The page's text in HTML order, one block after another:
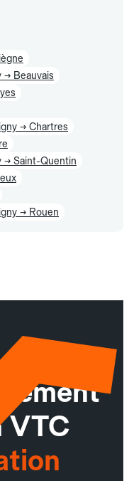
→ Beauvais
→ Chartres
→ Saint-Quentin
→ Rouen
VTC